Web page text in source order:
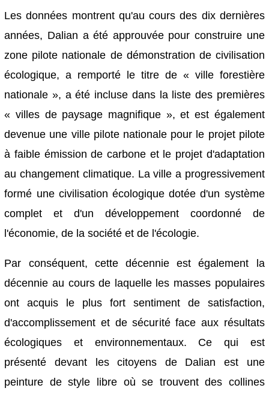
Les données montrent qu'au cours des dix dernières
années, Dalian a été approuvée pour construire une
zone pilote nationale de démonstration de civilisation
écologique, a remporté le titre de « ville forestière
nationale », a été incluse dans la liste des premières
« villes de paysage magnifique », et est également
devenue une ville pilote nationale pour le projet pilote
à faible émission de carbone et le projet d'adaptation
au changement climatique. La ville a progressivement
formé une civilisation écologique dotée d'un système
complet et d'un développement coordonné de
l'économie, de la société et de l'écologie.
Par conséquent, cette décennie est également la
décennie au cours de laquelle les masses populaires
ont acquis le plus fort sentiment de satisfaction,
d'accomplissement et de sécurité face aux résultats
écologiques et environnementaux. Ce qui est
présenté devant les citoyens de Dalian est une
peinture de style libre où se trouvent des collines